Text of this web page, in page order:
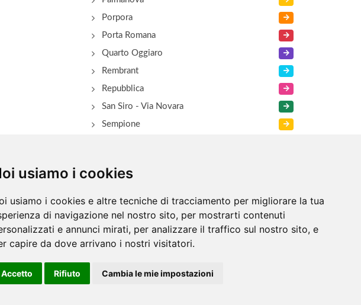
usiamo i cookies
usiamo i cookies e altre tecniche di tracciamento per migliorare la tua
di navigazione nel nostro sito, per mostrarti contenuti
e annunci mirati, per analizzare il traffico sul nostro sito, e
capire da dove arrivano i nostri visitatori.
Accetto Rifiuto Cambia le mie impostazioni
Porpora
Porta Romana
Quarto Oggiaro
Rembrant
Repubblica
San Siro - Via Novara
Sempione
Zara
Informazioni /